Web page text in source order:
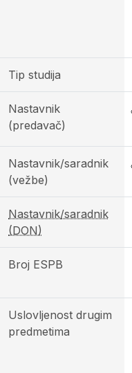
Tip studija
Nastavnik
(predavač)
Nastavnik/saradnik
(vežbe)
Nastavnik/saradnik
(DON)
Broj ESPB
Uslovljenost drugim
predmetima